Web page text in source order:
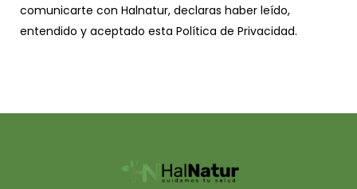
comunicarte con Halnatur, declaras haber leído,
entendido y aceptado esta Política de Privacidad.